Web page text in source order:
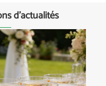
d'actualités